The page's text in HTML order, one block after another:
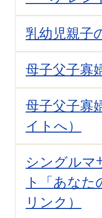
乳幼児親子
母子父子寡
母子父子寡
イトへ）
シングルマ
ト「あな
リンク）